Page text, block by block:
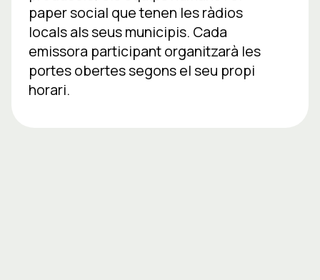
paper social que tenen les ràdios
locals als seus municipis. Cada
emissora participant organitzarà les
portes obertes segons el seu propi
horari.